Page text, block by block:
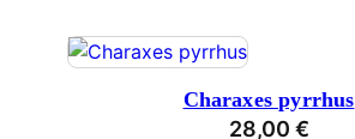
Charaxes pyrrhus
28,00 €